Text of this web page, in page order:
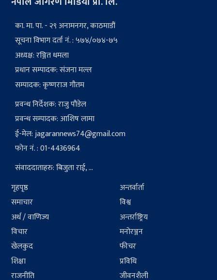
का. मा. पा. - २९ अनामनगर, काठमाडौं
सूचना विभाग दर्ता नं. : ५७४/०७४-७५
अध्यक्ष: रञ्जित धमला
प्रधान सम्पादक: संजना मल्ल
सम्पादक: कृष्णराज गौतम
प्रवन्ध निर्देशक: राजु पौडेल
प्रवन्ध सम्पादक: आशिष लामा
ई-मेल:jagarannews74@gmail.com
फोन नं. : 01-4436964
संवाददाताहरु: बिजुता राई, ...
गृहपृष्ठ
समाचार
अर्थ / वाणिज्य
विचार
खेलकुद
शिक्षा
राजनीति
अन्तर्वार्ता
विश्व
अन्तर्राष्ट्रिय
मनोरञ्जन
फीचर
प्रविधि
जीवनशैली